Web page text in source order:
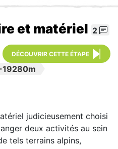
et matériel 2
DÉCOUVRIR CETTE ÉTAPE
19280m
judicieusement choisi
deux activités au sein
tels terrains alpins,